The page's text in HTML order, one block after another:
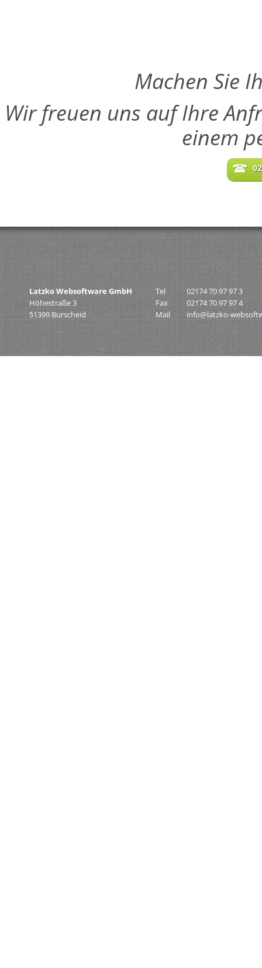
Machen Sie
Wir freuen uns auf Ihre
einem
Latzko Websoftware GmbH
Höhestraße 3
51399 Burscheid
Tel
02174 70 97 97 3
Fax
02174 70 97 97 4
Mail
info@latzko-